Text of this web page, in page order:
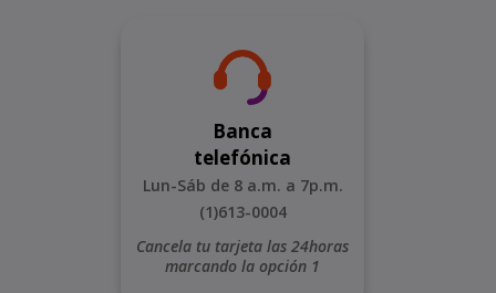
Banca
telefónica
Lun-Sáb de 8 a.m. a 7p.m.
(1)613-0004
Cancela tu tarjeta las 24horas
marcando la opción 1